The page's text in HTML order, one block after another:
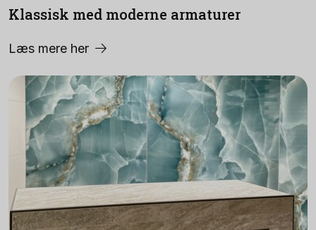
Klassisk med moderne armaturer
Læs mere her